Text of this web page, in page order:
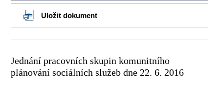
Uložit dokument
Jednání pracovních skupin komunitního
plánování sociálních služeb dne 22. 6. 2016